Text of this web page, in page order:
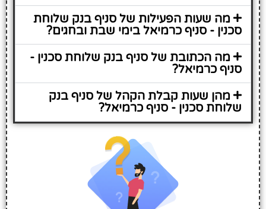
מה שעות הפעילות של סניף בנק שלוחת
סכנין - סניף כרמיאל בימי שבת ובחגים?
מה הכתובת של סניף בנק שלוחת סכנין -
סניף כרמיאל?
מהן שעות קבלת הקהל של סניף בנק
שלוחת סכנין - סניף כרמיאל?